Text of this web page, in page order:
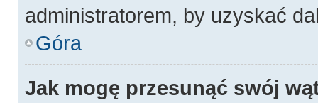
administratorem, by uzyskać
Góra
Jak mogę przesunąć swój